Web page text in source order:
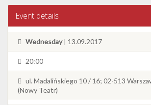
Event details
Wednesday| 13.09.2017
20:00
ul. Madalińskiego 10 / 16; 02-513
(Nowy Teatr)